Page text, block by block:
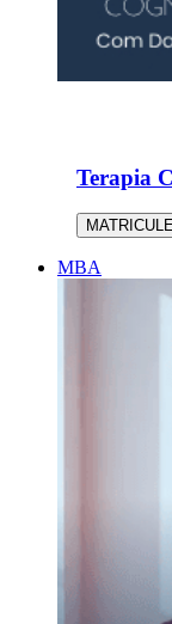
Terapia
MBA